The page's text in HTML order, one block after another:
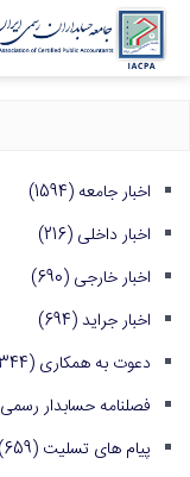
اخبار جامعه (1594)
اخبار داخلی (216)
اخبار خارجی (690)
اخبار جراید(694)
دعوت به همکاری (1344)
فصلنامه حسابدار رسمی
پیام های تسلیت (659)